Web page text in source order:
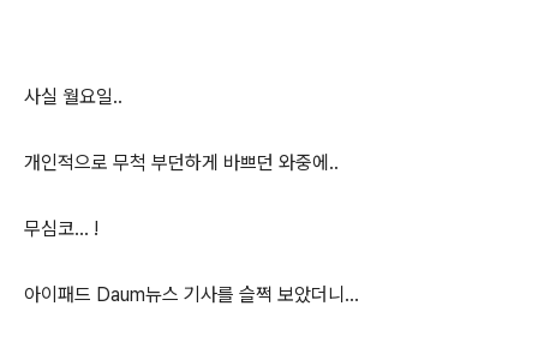
사실 월요일..
개인적으로 무척 부던하게 바쁘던 와중에..
무심코... !
아이패드 Daum뉴스 기사를 슬쩍 보았더니...